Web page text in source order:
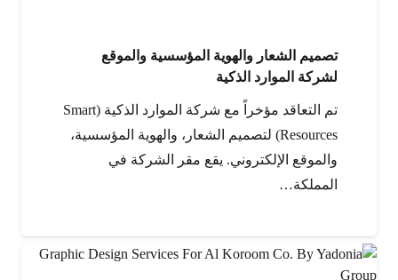
تصميم الشعار والهوية المؤسسية والموقع
لشركة الموارد الذكية
تم التعاقد مؤخراً مع شركة الموارد الذكية (Smart
Resources) لتصميم الشعار، والهوية المؤسسية،
والموقع الإلكتروني. يقع مقر الشركة في
المملكة…